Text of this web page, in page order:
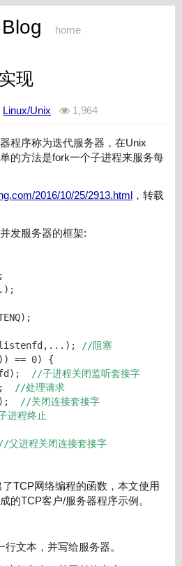
home
现
Linux/Unix 1,964
程序称为迭代服务器，在Unix
的方法是fork一个子进程来服务每
2016/10/25/2913.html ，转载
发服务器的框架:
//阻塞
== 0) {
//子进程关闭监听套接字
//处理请求
//关闭连接套接字
进程终止
父进程关闭连接套接字
了TCP网络编程的函数，本文使用
的TCP客户/服务器程序示例。
文本，并写给服务器。